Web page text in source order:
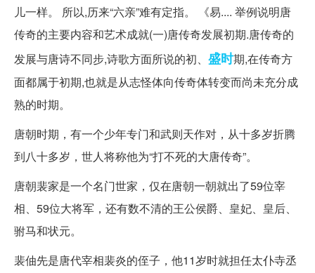
儿一样。 所以,历来“六亲”难有定指。 《易.... 举例说明唐
传奇的主要内容和艺术成就(一)唐传奇发展初期.唐传奇的
发展与唐诗不同步,诗歌方面所说的初、 盛时期,在传奇方
面都属于初期,也就是从志怪体向传奇体转变而尚未充分成
熟的时期。
唐朝时期，有一个少年专门和武则天作对，从十多岁折腾
到八十多岁，世人将称他为“打不死的大唐传奇”。
唐朝裴家是一个名门世家，仅在唐朝一朝就出了59位宰
相、59位大将军，还有数不清的王公侯爵、皇妃、皇后、
驸马和状元。
裴伷先是唐代宰相裴炎的侄子，他11岁时就担任太仆寺丞